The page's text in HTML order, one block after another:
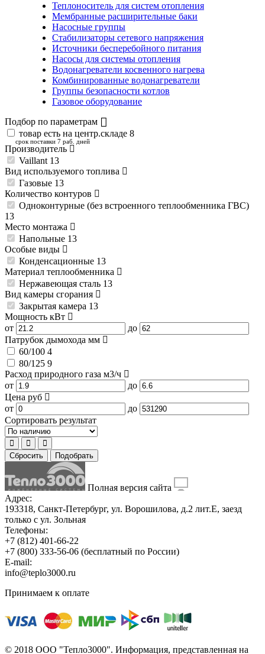
Теплоноситель для систем отопления
Мембранные расширительные баки
Насосные группы
Стабилизаторы сетевого напряжения
Источники бесперебойного питания
Насосы для системы отопления
Водонагреватели косвенного нагрева
Комбинированные водонагреватели
Группы безопасности котлов
Газовое оборудование
Подбор по параметрам
товар есть на центр.складе 8
срок поставки 7 раб. дней
Производитель
Vaillant 13
Вид используемого топлива
Газовые 13
Количество контуров
Одноконтурные (без встроенного теплообменника ГВС)
13
Место монтажа
Напольные 13
Особые виды
Конденсационные 13
Материал теплообменника
Нержавеющая сталь 13
Вид камеры сгорания
Закрытая камера 13
Мощность кВт
от
до
Патрубок дымохода мм
60/100 4
80/125 9
Расход природного газа м3/ч
от
до
Цена руб
от
до
Сортировать результат
Сбросить Подобрать
Полная версия сайта
Адрес:
193318, Санкт-Петербург, ул. Ворошилова, д.2 лит.Е, заезд
только с ул. Зольная
Телефоны:
+7 (812) 401-66-22
+7 (800) 333-56-06 (бесплатный по России)
E-mail:
info@teplo3000.ru
Принимаем к оплате
© 2018 ООО "Тепло3000". Информация, представленная на